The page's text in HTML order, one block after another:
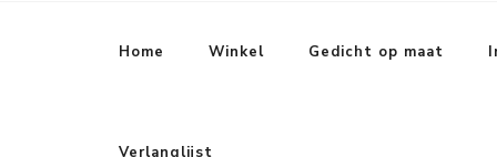
Home Winkel Gedicht op maat
Verlanglijst